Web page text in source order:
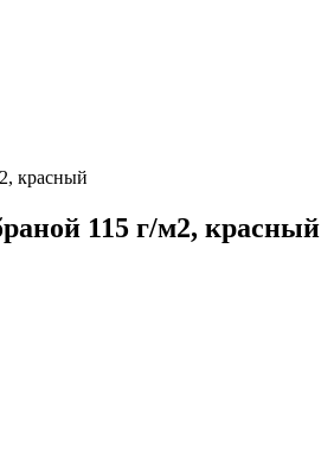
красный
115 г/м2, красный